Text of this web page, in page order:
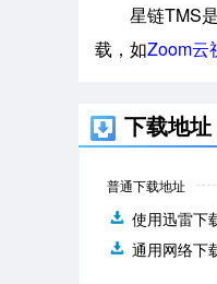
星链TMS是
载，如Zoom云
下载地址
普通下载地址
使用迅雷下
通用网络下